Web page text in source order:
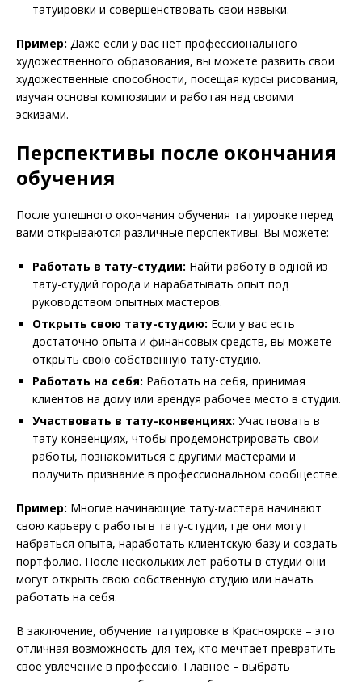
татуировки и совершенствовать свои навыки.
Пример: Даже если у вас нет профессионального
художественного образования, вы можете развить свои
художественные способности, посещая курсы рисования,
изучая основы композиции и работая над своими
эскизами.
Перспективы после окончания
обучения
После успешного окончания обучения татуировке перед
вами открываются различные перспективы. Вы можете:
Работать в тату-студии: Найти работу в одной из
тату-студий города и нарабатывать опыт под
руководством опытных мастеров.
Открыть свою тату-студию: Если у вас есть
достаточно опыта и финансовых средств, вы можете
открыть свою собственную тату-студию.
Работать на себя: Работать на себя, принимая
клиентов на дому или арендуя рабочее место в студии.
Участвовать в тату-конвенциях: Участвовать в
тату-конвенциях, чтобы продемонстрировать свои
работы, познакомиться с другими мастерами и
получить признание в профессиональном сообществе.
Пример: Многие начинающие тату-мастера начинают
свою карьеру с работы в тату-студии, где они могут
набраться опыта, наработать клиентскую базу и создать
портфолио. После нескольких лет работы в студии они
могут открыть свою собственную студию или начать
работать на себя.
В заключение, обучение татуировке в Красноярске – это
отличная возможность для тех, кто мечтает превратить
свое увлечение в профессию. Главное – выбрать